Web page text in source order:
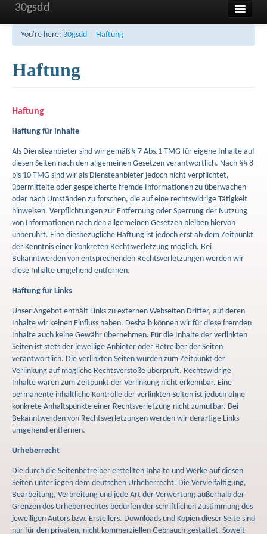
30gsdd
Aktuelles und Termine
Kontakt
Impressum
Haftung
Datenschutzerklärung
You're here: 30gsdd / Haftung
Haftung
Haftung
Haftung für Inhalte
Als Diensteanbieter sind wir gemäß § 7 Abs.1 TMG für eigene Inhalte auf
diesen Seiten nach den allgemeinen Gesetzen verantwortlich. Nach §§ 8
bis 10 TMG sind wir als Diensteanbieter jedoch nicht verpflichtet,
übermittelte oder gespeicherte fremde Informationen zu überwachen
oder nach Umständen zu forschen, die auf eine rechtswidrige Tätigkeit
hinweisen. Verpflichtungen zur Entfernung oder Sperrung der Nutzung
von Informationen nach den allgemeinen Gesetzen bleiben hiervon
unberührt. Eine diesbezügliche Haftung ist jedoch erst ab dem Zeitpunkt
der Kenntnis einer konkreten Rechtsverletzung möglich. Bei
Bekanntwerden von entsprechenden Rechtsverletzungen werden wir
diese Inhalte umgehend entfernen.
Haftung für Links
Unser Angebot enthält Links zu externen Webseiten Dritter, auf deren
Inhalte wir keinen Einfluss haben. Deshalb können wir für diese fremden
Inhalte auch keine Gewähr übernehmen. Für die Inhalte der verlinkten
Seiten ist stets der jeweilige Anbieter oder Betreiber der Seiten
verantwortlich. Die verlinkten Seiten wurden zum Zeitpunkt der
Verlinkung auf mögliche Rechtsverstöße überprüft. Rechtswidrige
Inhalte waren zum Zeitpunkt der Verlinkung nicht erkennbar. Eine
permanente inhaltliche Kontrolle der verlinkten Seiten ist jedoch ohne
konkrete Anhaltspunkte einer Rechtsverletzung nicht zumutbar. Bei
Bekanntwerden von Rechtsverletzungen werden wir derartige Links
umgehend entfernen.
Urheberrecht
Die durch die Seitenbetreiber erstellten Inhalte und Werke auf diesen
Seiten unterliegen dem deutschen Urheberrecht. Die Vervielfältigung,
Bearbeitung, Verbreitung und jede Art der Verwertung außerhalb der
Grenzen des Urheberrechtes bedürfen der schriftlichen Zustimmung des
jeweiligen Autors bzw. Erstellers. Downloads und Kopien dieser Seite sind
nur für den privaten, nicht kommerziellen Gebrauch gestattet. Soweit